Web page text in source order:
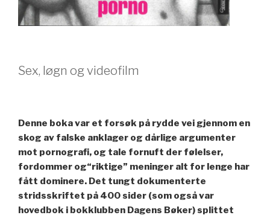
Sex, løgn og videofilm
Denne boka var et forsøk på rydde vei gjennom en
skog av falske anklager og dårlige argumenter
mot pornografi, og tale fornuft der følelser,
fordommer og“riktige” meninger alt for lenge har
fått dominere. Det tungt dokumenterte
stridsskriftet på 400 sider (som også var
hovedbok i bokklubben Dagens Bøker) splittet